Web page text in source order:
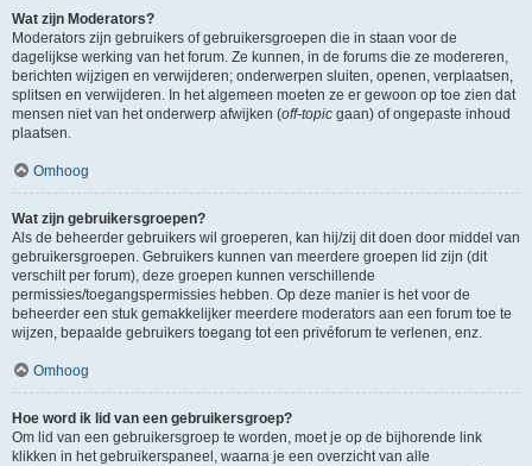
Wat zijn Moderators?
Moderators zijn gebruikers of gebruikersgroepen die in staan voor de
dagelijkse werking van het forum. Ze kunnen, in de forums die ze modereren,
berichten wijzigen en verwijderen; onderwerpen sluiten, openen, verplaatsen,
splitsen en verwijderen. In het algemeen moeten ze er gewoon op toe zien dat
mensen niet van het onderwerp afwijken (off-topic gaan) of ongepaste inhoud
plaatsen.
Omhoog
Wat zijn gebruikersgroepen?
Als de beheerder gebruikers wil groeperen, kan hij/zij dit doen door middel van
gebruikersgroepen. Gebruikers kunnen van meerdere groepen lid zijn (dit
verschilt per forum), deze groepen kunnen verschillende
permissies/toegangspermissies hebben. Op deze manier is het voor de
beheerder een stuk gemakkelijker meerdere moderators aan een forum toe te
wijzen, bepaalde gebruikers toegang tot een privéforum te verlenen, enz.
Omhoog
Hoe word ik lid van een gebruikersgroep?
Om lid van een gebruikersgroep te worden, moet je op de bijhorende link
klikken in het gebruikerspaneel, waarna je een overzicht van alle